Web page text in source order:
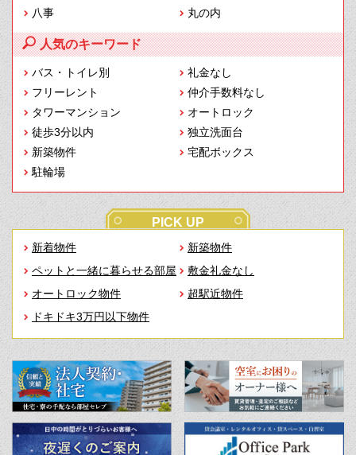
八事
丸の内
人気のキーワード
バス・トイレ別
礼金なし
フリーレント
仲介手数料なし
タワーマンション
オートロック
徒歩3分以内
独立洗面台
新築物件
宅配ボックス
駐輪場
PICK UP
新着物件
新築物件
ペットと一緒に暮らせる部屋
敷金礼金なし
オートロック物件
超駅近物件
ドキドキ3万円以下物件